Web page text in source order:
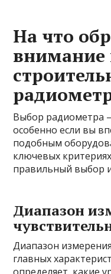
На что
внимание
Выбор радиометра
особенно если вы
подобным
ключевых
правильный выбор
Диапазон
Диапазон
главных